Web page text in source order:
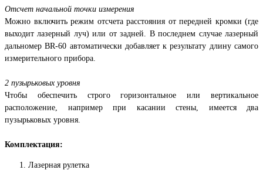
Отсчет начальной точки измерения
Можно включить режим отсчета расстояния от передней кромки (где
выходит лазерный луч) или от задней. В последнем случае лазерный
дальномер BR-60 автоматически добавляет к результату длину самого
измерительного прибора.
2 пузырьковых уровня
Чтобы обеспечить строго горизонтальное или вертикальное
расположение, например при касании стены, имеется два
пузырьковых уровня.
Комплектация:
Лазерная рулетка